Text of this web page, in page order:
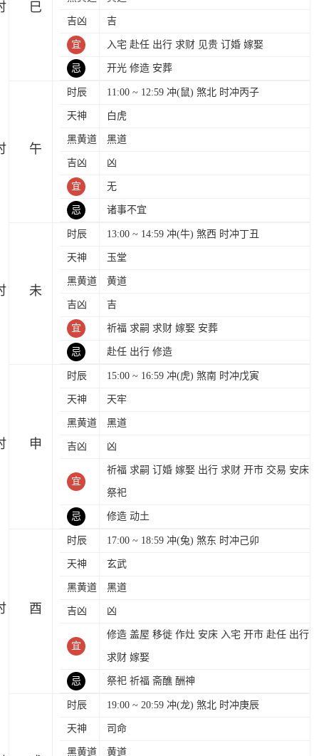
吉凶 吉
宜 入宅 赴任 出行 求财 见贵 订婚 嫁娶
忌 开光 修造 安葬
时辰 11:00 ~ 12:59 冲(鼠) 煞北 时冲丙子
天神 白虎
黑黄道 黑道
吉凶 凶
宜 无
忌 诸事不宜
时辰 13:00 ~ 14:59 冲(牛) 煞西 时冲丁丑
天神 玉堂
黑黄道 黄道
吉凶 吉
宜 祈福 求嗣 求财 嫁娶 安葬
忌 赴任 出行 修造
时辰 15:00 ~ 16:59 冲(虎) 煞南 时冲戊寅
天神 天牢
黑黄道 黑道
吉凶 凶
宜
祈福 求嗣 订婚 嫁娶 出行 求财 开市 交易 安床
祭祀
忌 修造 动土
时辰 17:00 ~ 18:59 冲(兔) 煞东 时冲己卯
天神 玄武
黑黄道 黑道
吉凶 凶
宜
修造 盖屋 移徙 作灶 安床 入宅 开市 赴任 出行
求财 嫁娶
忌 祭祀 祈福 斋醮 酬神
时辰 19:00 ~ 20:59 冲(龙) 煞北 时冲庚辰
天神 司命
黑黄道 黄道